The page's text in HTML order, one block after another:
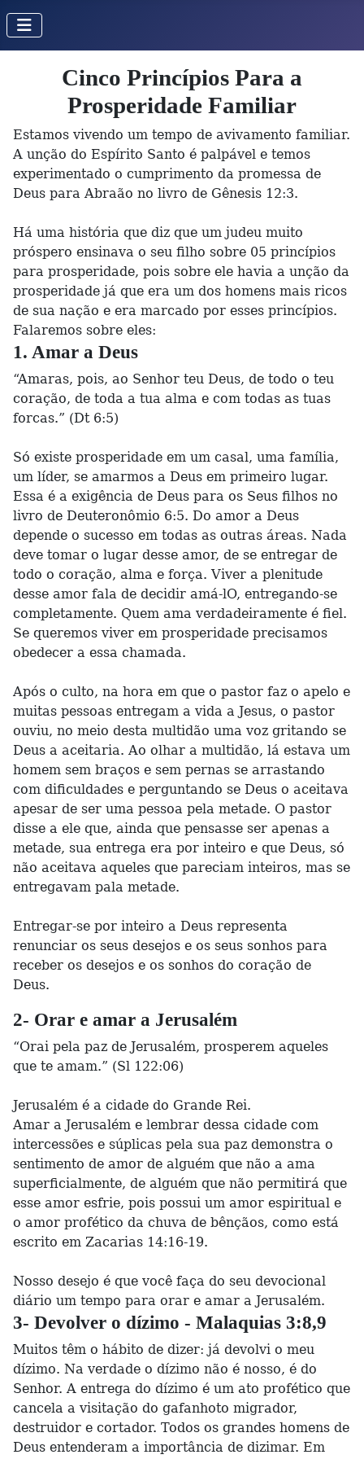
Cinco Princípios Para a
Prosperidade Familiar
Estamos vivendo um tempo de avivamento familiar.
A unção do Espírito Santo é palpável e temos
experimentado o cumprimento da promessa de
Deus para Abraão no livro de Gênesis 12:3.
Há uma história que diz que um judeu muito
próspero ensinava o seu filho sobre 05 princípios
para prosperidade, pois sobre ele havia a unção da
prosperidade já que era um dos homens mais ricos
de sua nação e era marcado por esses princípios.
Falaremos sobre eles:
1. Amar a Deus
“Amaras, pois, ao Senhor teu Deus, de todo o teu
coração, de toda a tua alma e com todas as tuas
forcas.” (Dt 6:5)
Só existe prosperidade em um casal, uma família,
um líder, se amarmos a Deus em primeiro lugar.
Essa é a exigência de Deus para os Seus filhos no
livro de Deuteronômio 6:5. Do amor a Deus
depende o sucesso em todas as outras áreas. Nada
deve tomar o lugar desse amor, de se entregar de
todo o coração, alma e força. Viver a plenitude
desse amor fala de decidir amá-lO, entregando-se
completamente. Quem ama verdadeiramente é fiel.
Se queremos viver em prosperidade precisamos
obedecer a essa chamada.
Após o culto, na hora em que o pastor faz o apelo e
muitas pessoas entregam a vida a Jesus, o pastor
ouviu, no meio desta multidão uma voz gritando se
Deus a aceitaria. Ao olhar a multidão, lá estava um
homem sem braços e sem pernas se arrastando
com dificuldades e perguntando se Deus o aceitava
apesar de ser uma pessoa pela metade. O pastor
disse a ele que, ainda que pensasse ser apenas a
metade, sua entrega era por inteiro e que Deus, só
não aceitava aqueles que pareciam inteiros, mas se
entregavam pala metade.
Entregar-se por inteiro a Deus representa
renunciar os seus desejos e os seus sonhos para
receber os desejos e os sonhos do coração de
Deus.
2- Orar e amar a Jerusalém
“Orai pela paz de Jerusalém, prosperem aqueles
que te amam.” (Sl 122:06)
Jerusalém é a cidade do Grande Rei.
Amar a Jerusalém e lembrar dessa cidade com
intercessões e súplicas pela sua paz demonstra o
sentimento de amor de alguém que não a ama
superficialmente, de alguém que não permitirá que
esse amor esfrie, pois possui um amor espiritual e
o amor profético da chuva de bênçãos, como está
escrito em Zacarias 14:16-19.
Nosso desejo é que você faça do seu devocional
diário um tempo para orar e amar a Jerusalém.
3- Devolver o dízimo - Malaquias 3:8,9
Muitos têm o hábito de dizer: já devolvi o meu
dízimo. Na verdade o dízimo não é nosso, é do
Senhor. A entrega do dízimo é um ato profético que
cancela a visitação do gafanhoto migrador,
destruidor e cortador. Todos os grandes homens de
Deus entenderam a importância de dizimar. Em